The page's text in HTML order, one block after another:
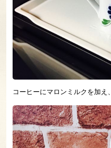
コーヒーにマロンミルクを加え、